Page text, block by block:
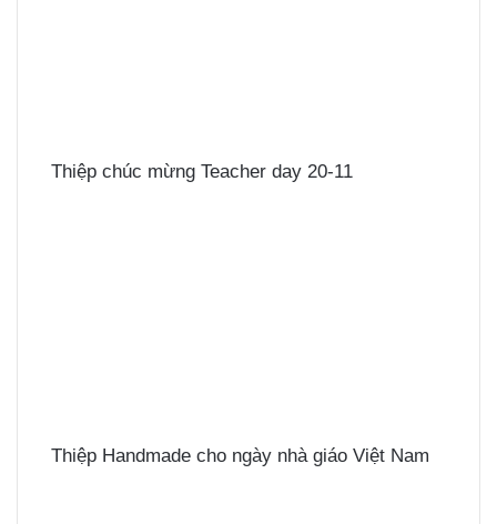
Thiệp chúc mừng Teacher day 20-11
Thiệp Handmade cho ngày nhà giáo Việt Nam